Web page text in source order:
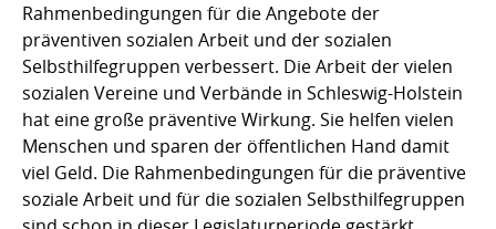
Rahmenbedingungen für die Angebote der
präventiven sozialen Arbeit und der sozialen
Selbsthilfegruppen verbessert. Die Arbeit der vielen
sozialen Vereine und Verbände in Schleswig-Holstein
hat eine große präventive Wirkung. Sie helfen vielen
Menschen und sparen der öffentlichen Hand damit
viel Geld. Die Rahmenbedingungen für die präventive
soziale Arbeit und für die sozialen Selbsthilfegruppen